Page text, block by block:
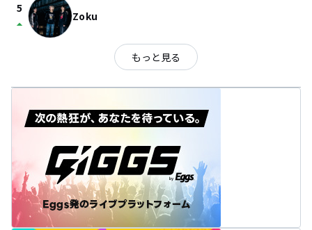
5
arrow_drop_up Zoku
もっと見る